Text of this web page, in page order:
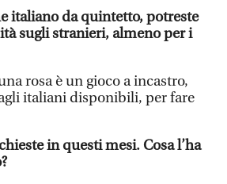
italiano da quintetto, potreste
sugli stranieri, almeno per i
rosa è un gioco a incastro,
italiani disponibili, per fare
in questi mesi. Cosa l’ha